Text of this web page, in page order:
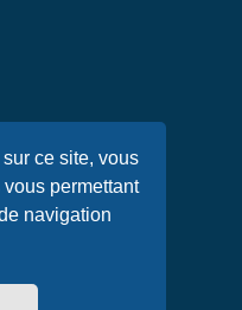
ce site, vous
permettant
navigation